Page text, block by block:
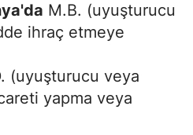
M.B. (uyuşturucu
ihraç etmeye
(uyuşturucu veya
yapma veya